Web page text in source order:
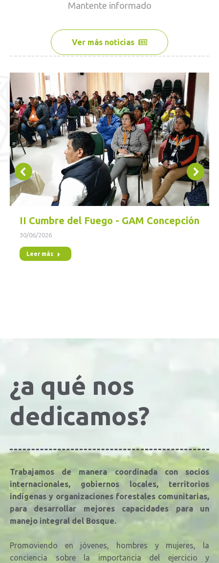
Mantente informado
Ver más noticias
II Cumbre del Fuego - GAM Concepción
30/06/2026
Leer más
¿a qué nos
dedicamos?
Trabajamos de manera coordinada con socios
internacionales, gobiernos locales, territorios
indígenas y organizaciones forestales comunitarias,
para desarrollar mejores capacidades para un
manejo integral del Bosque.
Promoviendo en jóvenes, hombres y mujeres, la
conciencia sobre la importancia del ejercicio y